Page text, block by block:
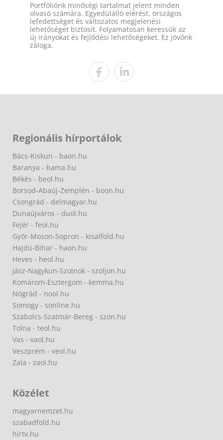
Portfóliónk minőségi tartalmat jelent minden
olvasó számára. Egyedülálló elérést, országos
lefedettséget és változatos megjelenési
lehetőséget biztosít. Folyamatosan keressük az
új irányokat és fejlődési lehetőségeket. Ez jövőnk
záloga.
Regionális hírportálok
Bács-Kiskun - baon.hu
Baranya - bama.hu
Békés - beol.hu
Borsod-Abaúj-Zemplén - boon.hu
Csongrád - delmagyar.hu
Dunaújváros - duol.hu
Fejér - feol.hu
Győr-Moson-Sopron - kisalfold.hu
Hajdú-Bihar - haon.hu
Heves - heol.hu
Jász-Nagykun-Szolnok - szoljon.hu
Komárom-Esztergom - kemma.hu
Nógrád - nool.hu
Somogy - sonline.hu
Szabolcs-Szatmár-Bereg - szon.hu
Tolna - teol.hu
Vas - vaol.hu
Veszprém - veol.hu
Zala - zaol.hu
Közélet
magyarnemzet.hu
szabadfold.hu
hirtv.hu